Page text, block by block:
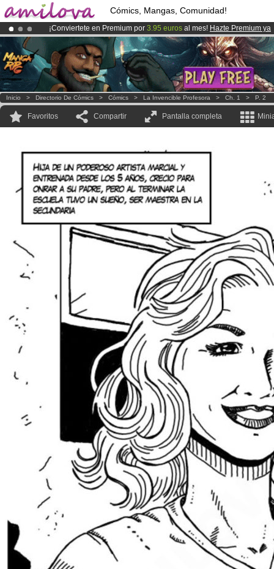
Cómics, Mangas, Comunidad!
¡Conviertete en Premium por 3.95 euros al mes! Hazte Premium ya
¡El Kickstarter Amilova está desormado lanzado!.
¡Ya tenemos 100000miembrosy 1000 Cómics y Mangas!.
Inicio > Directorio De Cómics > Cómics > La Invencible Profesora > Ch. 1 > P. 2
Favoritos Compartir Pantalla completa